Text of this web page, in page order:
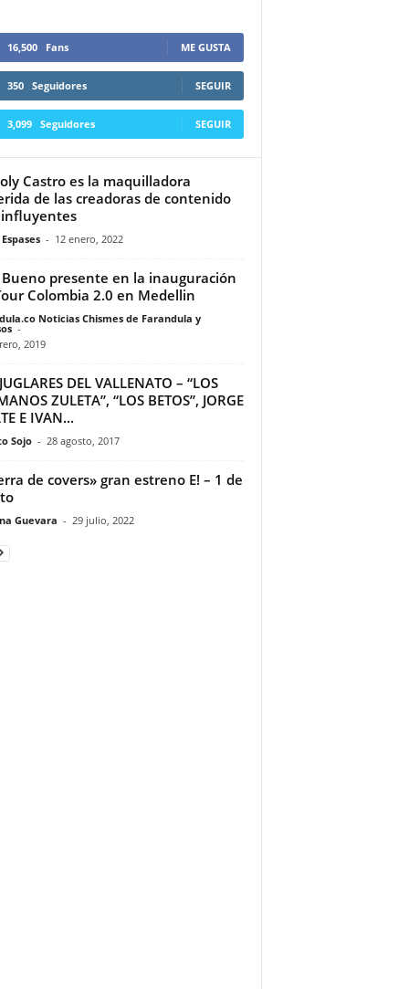
16,500 Fans ME GUSTA
350 Seguidores SEGUIR
3,099 Seguidores SEGUIR
Castro es la maquilladora
de las creadoras de contenido
- 12 enero, 2022
presente en la inauguración
Colombia 2.0 en Medellin
Noticias Chismes de Farandula y
-
2019
DEL VALLENATO – “LOS
ZULETA”, “LOS BETOS”, JORGE
E IVAN...
Sojo - 28 agosto, 2017
de covers» gran estreno E! – 1 de
Guevara - 29 julio, 2022